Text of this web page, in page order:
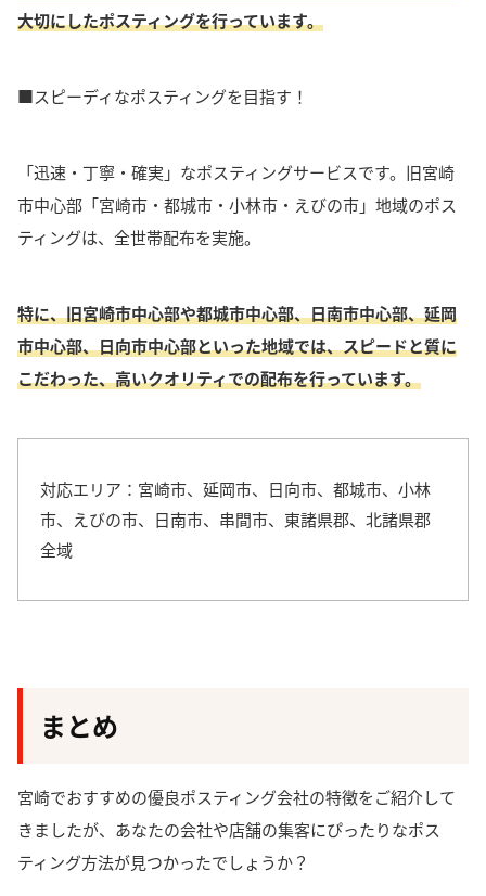
大切にしたポスティングを行っています。
■スピーディなポスティングを目指す！
「迅速・丁寧・確実」なポスティングサービスです。 旧宮崎
市中心部「宮崎市・都城市・小林市・えびの市」地域のポス
ティングは、全世帯配布を実施。
特に、旧宮崎市中心部や都城市中心部、日南市中心部、延岡
市中心部、日向市中心部といった地域では、スピードと質に
こだわった、高いクオリティでの配布を行っています。
対応エリア：宮崎市、延岡市、日向市、都城市、小林
市、えびの市、日南市、串間市、東諸県郡、北諸県郡
全域
まとめ
宮崎でおすすめの優良ポスティング会社の特徴をご紹介して
きましたが、あなたの会社や店舗の集客にぴったりなポス
ティング方法が見つかったでしょうか？